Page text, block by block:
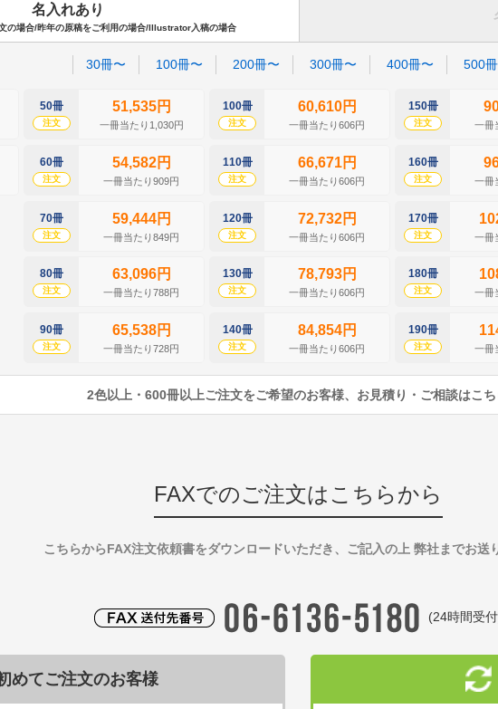
名入れあり
の場合/昨年の原稿をご利用の場合/Illustrator入稿の場合
30冊〜 100冊〜 200冊〜 300冊〜 400冊〜 500
50冊
注文
51,535円
一冊当たり1,030円
60冊
注文
54,582円
一冊当たり909円
70冊
注文
59,444円
一冊当たり849円
80冊
注文
63,096円
一冊当たり788円
90冊
注文
65,538円
一冊当たり728円
100冊
注文
60,610円
一冊当たり606円
110冊
注文
66,671円
一冊当たり606円
120冊
注文
72,732円
一冊当たり606円
130冊
注文
78,793円
一冊当たり606円
140冊
注文
84,854円
一冊当たり606円
150冊
注文 一冊
160冊
注文 一冊
170冊
注文 一冊
180冊
注文 一冊
190冊
注文 一冊
2色以上・600冊以上ご注文をご希望のお客様、お見積り・ご相談はこち
FAXでのご注文はこちらから
こちらからFAX注文依頼書をダウンロードいただき、ご記入の上 弊社までお送
(24時間受
めてご注文のお客様